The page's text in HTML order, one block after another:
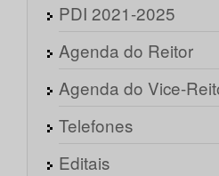
PDI 2021-2025
Agenda do Reitor
Agenda do Vice-
Telefones
Editais